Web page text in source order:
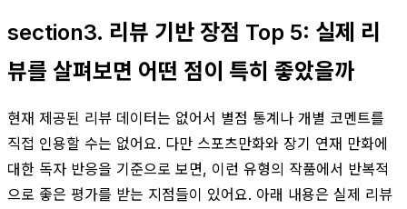
section3. 리뷰 기반 장점 Top 5: 실제 리
뷰를 살펴보면 어떤 점이 특히 좋았을까
현재 제공된 리뷰 데이터는 없어서 별점 통계나 개별 코멘트를
직접 인용할 수는 없어요. 다만 스포츠만화와 장기 연재 만화에
대한 독자 반응을 기준으로 보면, 이런 유형의 작품에서 반복적
으로 좋은 평가를 받는 지점들이 있어요. 아래 내용은 실제 리뷰